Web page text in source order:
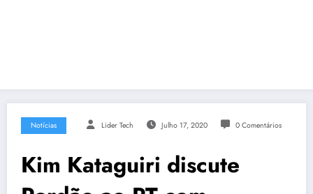
Notícias Lider Tech Julho 17, 2020 0 Comentários
Kim Kataguiri discute